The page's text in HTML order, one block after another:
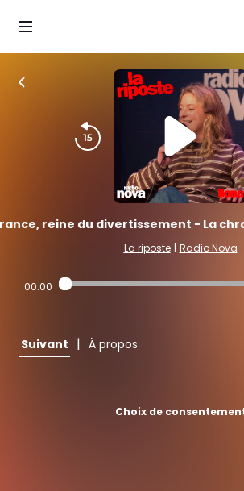
reine du divertissement - La
La riposte | Radio Nova
00:00
Suivant | À propos
Choix de